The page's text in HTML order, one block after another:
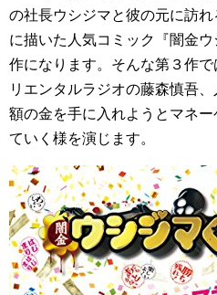
の社長ウシジマと彼の元に訪
に描いた人気コミック『闇金
作になります。そんな第３作
リエンタルラジオの藤森慎吾
額の金を手に入れようとマネ
ていく様を演じます。